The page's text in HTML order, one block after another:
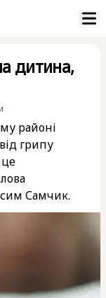
дитина,
районі
грипу
Самчик.